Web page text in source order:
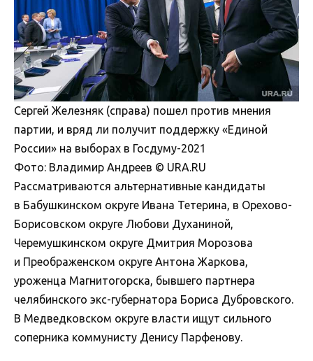
Сергей Железняк (справа) пошел против мнения
партии, и вряд ли получит поддержку «Единой
России» на выборах в Госдуму-2021
Фото: Владимир Андреев © URA.RU
Рассматриваются альтернативные кандидаты
в Бабушкинском округе Ивана Тетерина, в Орехово-
Борисовском округе Любови Духаниной,
Черемушкинском округе Дмитрия Морозова
и Преображенском округе Антона Жаркова,
уроженца Магнитогорска, бывшего партнера
челябинского экс-губернатора Бориса Дубровского.
В Медведковском округе власти ищут сильного
соперника коммунисту Денису Парфенову.